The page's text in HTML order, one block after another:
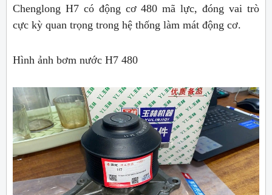
Chenglong H7 có động cơ 480 mã lực, đóng vai trò
cực kỳ quan trọng trong hệ thống làm mát động cơ.
Hình ảnh bơm nước H7 480